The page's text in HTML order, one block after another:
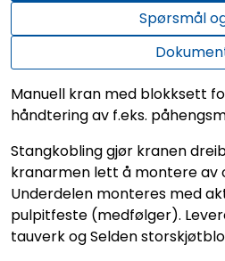
Spørsmål
Manuell kran med blokksett
håndtering av f.eks.
Stangkobling gjør kranen
kranarmen lett å montere av
Underdelen monteres med
pulpitfeste (medfølger).
tauverk og Selden